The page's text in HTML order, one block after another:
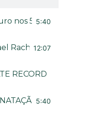
nos 50M livre no
5:40
Rached no Troféu Brasil
12:07
RECORDE BRASILEIRO
- CANAL NADA
5:40